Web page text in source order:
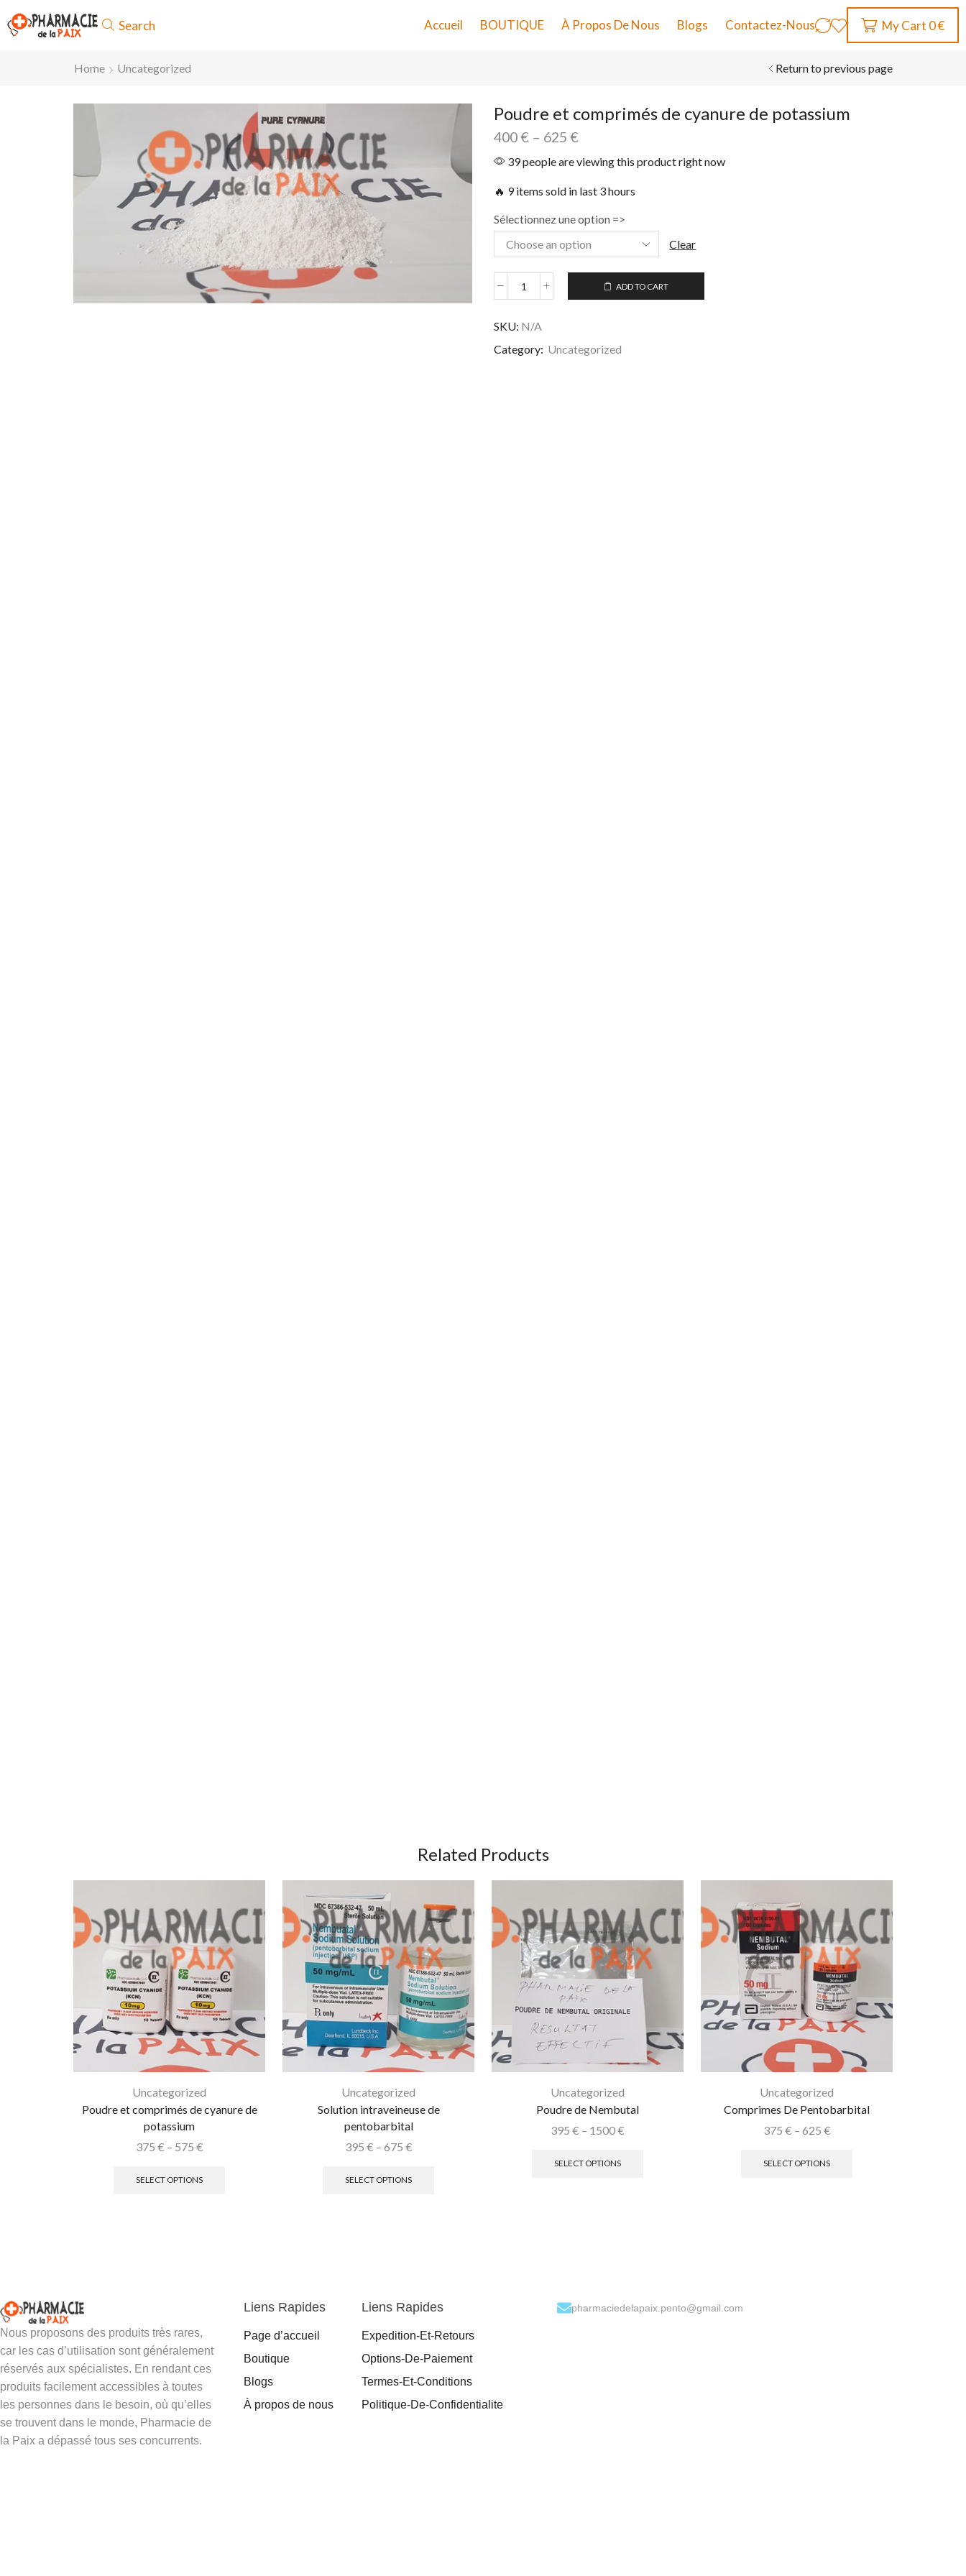
Search Accueil BOUTIQUE À Propos De Nous Blogs Contactez-Nous My Cart 0€
Home Uncategorized Return to previous page
Poudre et comprimés de cyanure de potassium
400€ – 625 €
39 people are viewing this product right now
🔥 9 items sold in last 3 hours
Sélectionnez une option =>
Clear
ADD TO CART
SKU: N/A
Category: Uncategorized
Related Products
Uncategorized
Poudre et comprimés de cyanure de
potassium
375 € – 575 €
SELECT OPTIONS
Uncategorized
Solution intraveineuse de
pentobarbital
395 € – 675 €
SELECT OPTIONS
Uncategorized
Poudre de Nembutal
395 € – 1500€
SELECT OPTIONS
Uncategorized
Comprimes De Pentobarbital
375 € – 625 €
SELECT OPTIONS
Nous proposons des produits très rares,
car les cas d’utilisation sont généralement
réservés aux spécialistes. En rendant ces
produits facilement accessibles à toutes
les personnes dans le besoin, où qu’elles
se trouvent dans le monde, Pharmacie de
la Paix a dépassé tous ses concurrents.
Liens Rapides
Page d’accueil
Boutique
Blogs
À propos de nous
Liens Rapides
Expedition-Et-Retours
Options-De-Paiement
Termes-Et-Conditions
Politique-De-Confidentialite
pharmaciedelapaix.pento@gmail.com